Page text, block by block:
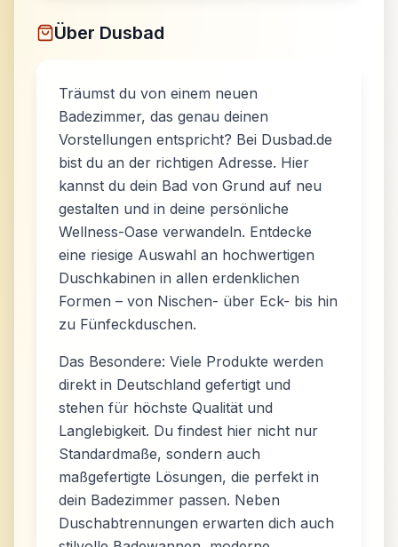
Über Dusbad
Träumst du von einem neuen
Badezimmer, das genau deinen
Vorstellungen entspricht? Bei Dusbad.de
bist du an der richtigen Adresse. Hier
kannst du dein Bad von Grund auf neu
gestalten und in deine persönliche
Wellness-Oase verwandeln. Entdecke
eine riesige Auswahl an hochwertigen
Duschkabinen in allen erdenklichen
Formen – von Nischen- über Eck- bis hin
zu Fünfeckduschen.
Das Besondere: Viele Produkte werden
direkt in Deutschland gefertigt und
stehen für höchste Qualität und
Langlebigkeit. Du findest hier nicht nur
Standardmaße, sondern auch
maßgefertigte Lösungen, die perfekt in
dein Badezimmer passen. Neben
Duschabtrennungen erwarten dich auch